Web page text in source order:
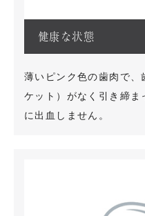
健康な状態
薄いピンク色の歯肉で、
ケット）がなく引き締
に出血しません。